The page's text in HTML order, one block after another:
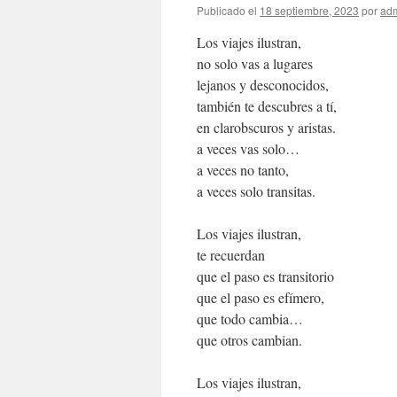
Publicado el 18 septiembre, 2023 por
Los viajes ilustran,
no solo vas a lugares
lejanos y desconocidos,
también te descubres a tí,
en clarobscuros y aristas.
a veces vas solo…
a veces no tanto,
a veces solo transitas.
Los viajes ilustran,
te recuerdan
que el paso es transitorio
que el paso es efímero,
que todo cambia…
que otros cambian.
Los viajes ilustran,